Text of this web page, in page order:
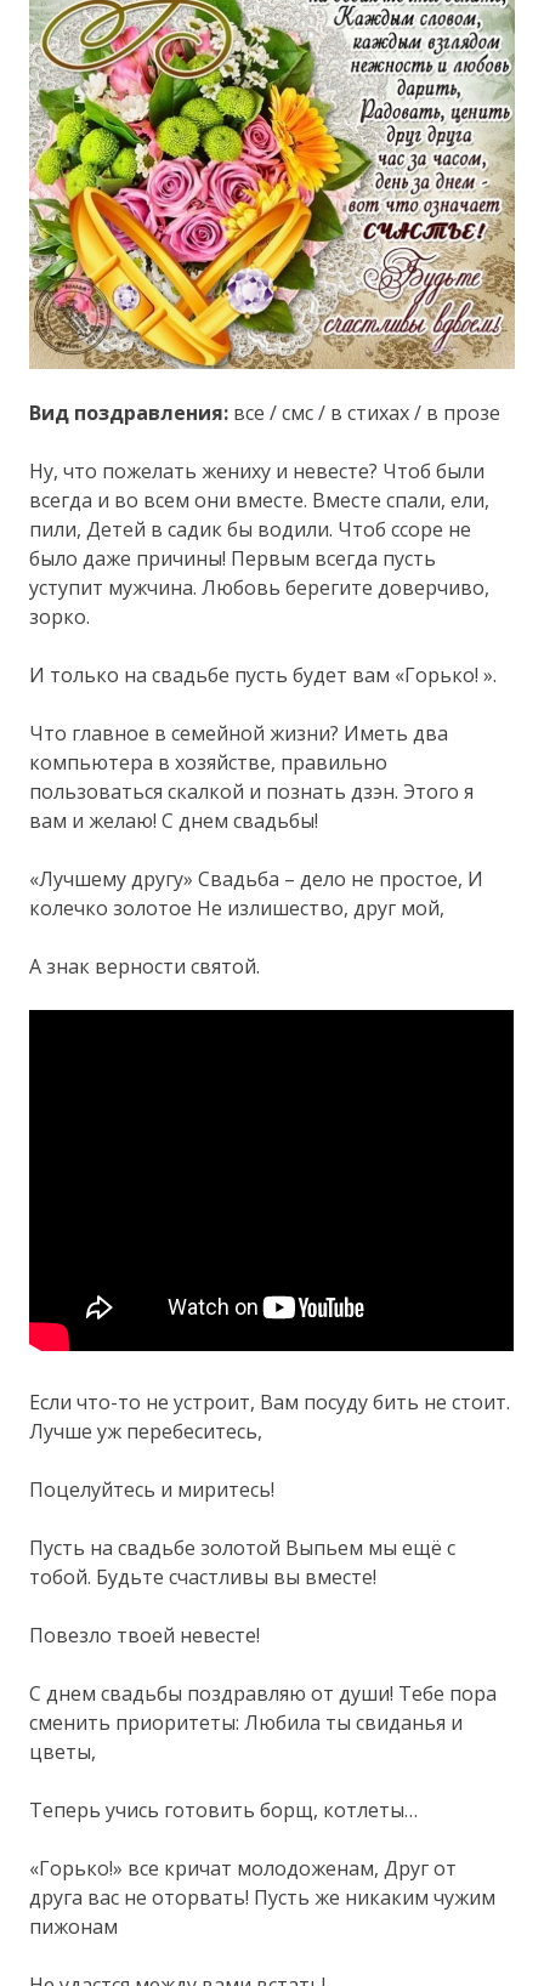
Вид поздравления: все / смс / в стихах / в прозе
Ну, что пожелать жениху и невесте? Чтоб были
всегда и во всем они вместе. Вместе спали, ели,
пили, Детей в садик бы водили. Чтоб ссоре не
было даже причины! Первым всегда пусть
уступит мужчина. Любовь берегите доверчиво,
зорко.
И только на свадьбе пусть будет вам «Горько! ».
Что главное в семейной жизни? Иметь два
компьютера в хозяйстве, правильно
пользоваться скалкой и познать дзэн. Этого я
вам и желаю! С днем свадьбы!
«Лучшему другу» Свадьба – дело не простое, И
колечко золотое Не излишество, друг мой,
А знак верности святой.
Если что-то не устроит, Вам посуду бить не стоит.
Лучше уж перебеситесь,
Поцелуйтесь и миритесь!
Пусть на свадьбе золотой Выпьем мы ещё с
тобой. Будьте счастливы вы вместе!
Повезло твоей невесте!
С днем свадьбы поздравляю от души! Тебе пора
сменить приоритеты: Любила ты свиданья и
цветы,
Теперь учись готовить борщ, котлеты…
«Горько!» все кричат молодоженам, Друг от
друга вас не оторвать! Пусть же никаким чужим
пижонам